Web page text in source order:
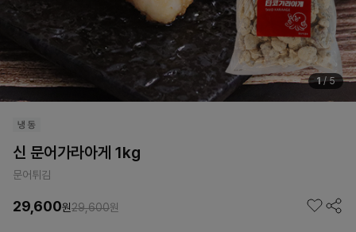
1/5
신 문어가라아게 1kg
문어튀김
29,600원29,600원